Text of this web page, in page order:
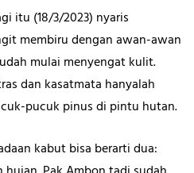
itu (18/3/2023) nyaris
membiru dengan awan-awan
mulai menyengat kulit.
dan kasatmata hanyalah
pucuk pinus di pintu hutan.
kabut bisa berarti dua: